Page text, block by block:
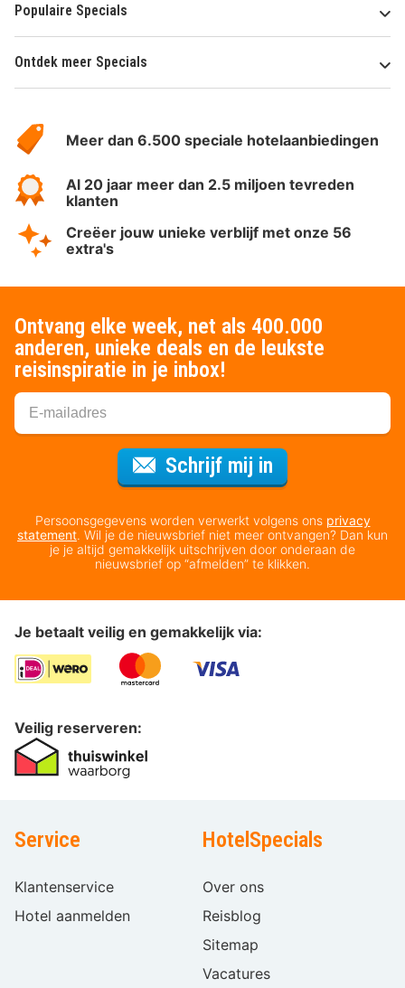
Populaire Specials
Ontdek meer Specials
HotelSpecials
Meer dan 6.500 speciale hotelaanbiedingen
Al 20 jaar meer dan 2.5 miljoen tevreden
klanten
Creëer jouw unieke verblijf met onze 56
extra's
Ontvang elke week, net als 400.000
anderen, unieke deals en de leukste
reisinspiratie in je inbox!
Schrijf mij in
Persoonsgegevens worden verwerkt volgens ons privacy
statement. Wil je de nieuwsbrief niet meer ontvangen? Dan kun
je je altijd gemakkelijk uitschrijven door onderaan de
nieuwsbrief op “afmelden” te klikken.
Je betaalt veilig en gemakkelijk via:
Veilig reserveren:
Service
Klantenservice
Hotel aanmelden
HotelSpecials
Over ons
Reisblog
Sitemap
Vacatures